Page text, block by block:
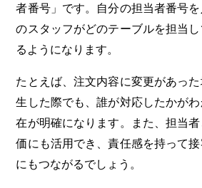
者番号」です。自分の担当者番号
のスタッフがどのテーブルを担当
るようになります。
たとえば、注文内容に変更があっ
生した際でも、誰が対応したかが
在が明確になります。また、担当
価にも活用でき、責任感を持って
にもつながるでしょう。